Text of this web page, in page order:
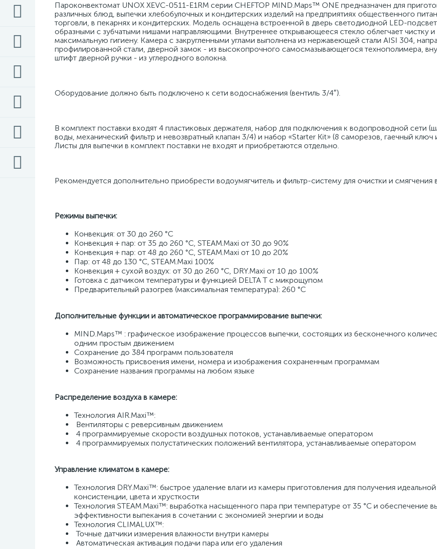
Пароконвектомат UNOX XEVC-0511-E1RM серии CHEFTOP MIND.Maps™ ONE предназначен для
различных блюд, выпечки хлебобулочных и кондитерских изделий на предприятиях общественного
торговли, в пекарнях и кондитерских. Модель оснащена встроенной в дверь светодиодной LED-
образными с зубчатыми нишами направляющими. Внутреннее открывающееся стекло облегчает чистку и
максимальную гигиену. Камера с закругленными углами выполнена из нержавеющей стали AISI 304,
профилированной стали, дверной замок - из высокопрочного самосмазывающегося технополимера,
штифт дверной ручки - из углеродного волокна.
Оборудование должно быть подключено к сети водоснабжения (вентиль 3/4″).
В комплект поставки входят 4 пластиковых держателя, набор для подключения к водопроводной сети
воды, механический фильтр и невозвратный клапан 3/4) и набор «Starter Kit» (8 саморезов, гаечный ключ
Листы для выпечки в комплект поставки не входят и приобретаются отдельно.
Рекомендуется дополнительно приобрести водоумягчитель и фильтр-систему для очистки и смягчения
Режимы выпечки:
Конвекция: от 30 до 260 °C
Конвекция + пар: от 35 до 260 °C, STEAM.Maxi от 30 до 90%
Конвекция + пар: от 48 до 260 °C, STEAM.Maxi от 10 до 20%
Пар: от 48 до 130 °C, STEAM.Maxi 100%
Конвекция + сухой воздух: от 30 до 260 °C, DRY.Maxi от 10 до 100%
Готовка с датчиком температуры и функцией DELTA T с микрощупом
Предварительный разогрев (максимальная температура): 260 °С
Дополнительные функции и автоматическое программирование выпечки:
MIND.Maps™ : графическое изображение процессов выпечки, состоящих из бесконечного
одним простым движением
Сохранение до 384 программ пользователя
Возможность присвоения имени, номера и изображения сохраненным программам
Сохранение названия программы на любом языке
Распределение воздуха в камере:
Технология AIR.Maxi™:
Вентиляторы с реверсивным движением
4 программируемые скорости воздушных потоков, устанавливаемые оператором
4 программируемых полустатических положений вентилятора, устанавливаемые оператором
Управление климатом в камере:
Технология DRY.Maxi™: быстрое удаление влаги из камеры приготовления для получения идеальной
консистенции, цвета и хрусткости
Технология STEAM.Maxi™: выработка насыщенного пара при температуре от 35 °C и обеспечение
эффективности выпекания в сочетании с экономией энергии и воды
Технология CLIMALUX™:
Точные датчики измерения влажности внутри камеры
Автоматическая активация подачи пара или его удаления